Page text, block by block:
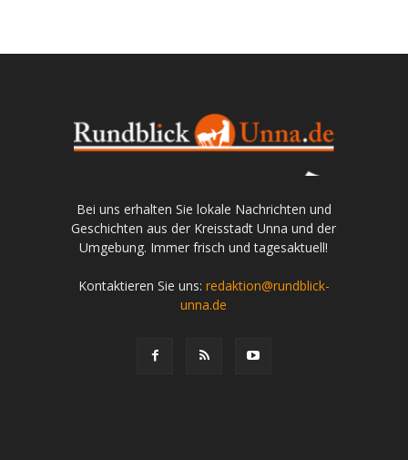
Bei uns erhalten Sie lokale Nachrichten und
Geschichten aus der Kreisstadt Unna und der
Umgebung. Immer frisch und tagesaktuell!
Kontaktieren Sie uns: redaktion@rundblick-
unna.de